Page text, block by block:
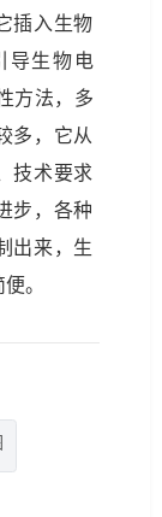
插入生物
导生物电
方法，多
多，它从
技术要求
步，各种
出来，生
。